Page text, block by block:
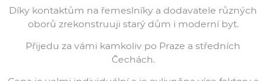
Díky kontaktům na řemeslníky a dodavatele různých
oborů zrekonstruuji starý dům i moderní byt.
Přijedu za vámi kamkoliv po Praze a středních
Čechách.